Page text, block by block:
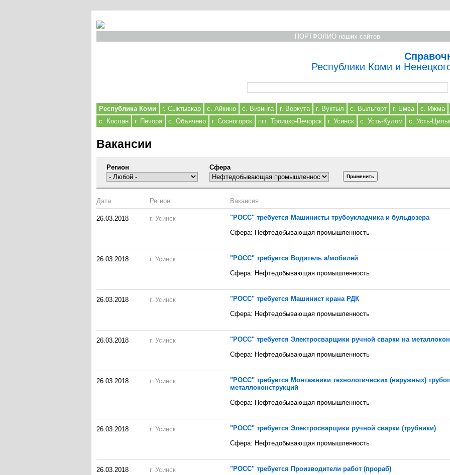
ПОРТФОЛИО наших сайтов
Республики Коми и
Республика Коми г. Сыктывкар с. Айкино с. Визинга г. Воркута г. Вуктыл с. Выльгорт г. Емва
с. Ижма
с. Кослан
г. Печора с. Объячево г. Сосногорск пгт. Троицко-Печорск г. Усинск с. Усть-Кулом с. Усть-
Вакансии
Регион Сфера
Дата Регион Вакансия
26.03.2018 г. Усинск
"РОСС" требуется Машинисты трубоукладчика и бульдозера
Сфера: Нефтедобывающая промышленность
26.03.2018 г. Усинск
"РОСС" требуется Водитель а/мобилей
Сфера: Нефтедобывающая промышленность
26.03.2018 г. Усинск
"РОСС" требуется Машинист крана РДК
Сфера: Нефтедобывающая промышленность
26.03.2018 г. Усинск
"РОСС" требуется Электросварщики ручной сварки на
Сфера: Нефтедобывающая промышленность
26.03.2018 г. Усинск
"РОСС" требуется Монтажники технологических (наружных)
металлоконструкций
Сфера: Нефтедобывающая промышленность
26.03.2018 г. Усинск
"РОСС" требуется Электросварщики ручной сварки (трубники)
Сфера: Нефтедобывающая промышленность
26.03.2018 г. Усинск
"РОСС" требуется Производители работ (прораб)